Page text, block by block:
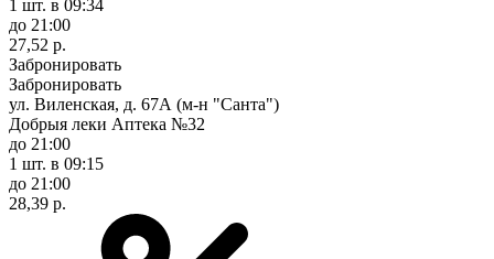
1 шт. в 09:34
до 21:00
27,52 р.
Забронировать
Забронировать
ул. Виленская, д. 67А (м-н "Санта")
Добрыя леки Аптека №32
до 21:00
1 шт. в 09:15
до 21:00
28,39 р.